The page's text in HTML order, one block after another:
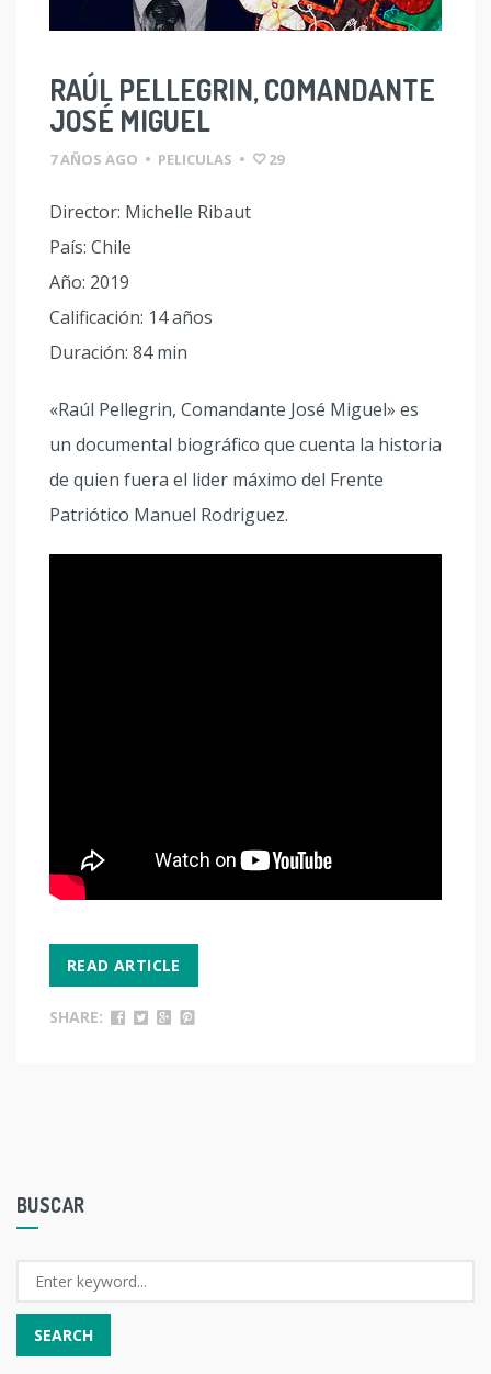
RAÚL PELLEGRIN, COMANDANTE
JOSÉ MIGUEL
7 AÑOS AGO • PELICULAS • 29
Director: Michelle Ribaut
País: Chile
Año: 2019
Calificación: 14 años
Duración: 84 min
«Raúl Pellegrin, Comandante José Miguel» es
un documental biográfico que cuenta la historia
de quien fuera el lider máximo del Frente
Patriótico Manuel Rodriguez.
READ ARTICLE
SHARE:
BUSCAR